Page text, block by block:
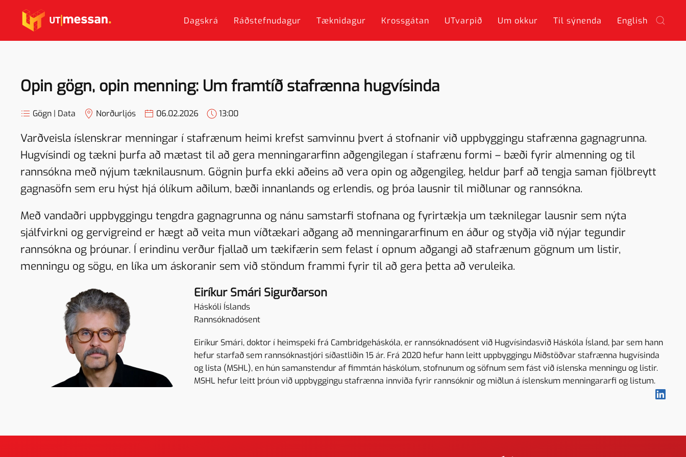
Skip to main content Dagskrá Ráðstefnudagur Tæknidagur Krossgátan UTvarpið Um okkur Til sýnenda English
Opin gögn, opin menning: Um framtíð stafrænna hugvísinda
Gögn | Data Norðurljós 06.02.2026 13:00
Varðveisla íslenskrar menningar í stafrænum heimi krefst samvinnu þvert á stofnanir við uppbyggingu stafrænna gagnagrunna.
Hugvísindi og tækni þurfa að mætast til að gera menningararfinn aðgengilegan í stafrænu formi – bæði fyrir almenning og til
rannsókna með nýjum tæknilausnum. Gögnin þurfa ekki aðeins að vera opin og aðgengileg, heldur þarf að tengja saman fjölbreytt
gagnasöfn sem eru hýst hjá ólíkum aðilum, bæði innanlands og erlendis, og þróa lausnir til miðlunar og rannsókna.
Með vandaðri uppbyggingu tengdra gagnagrunna og nánu samstarfi stofnana og fyrirtækja um tæknilegar lausnir sem nýta
sjálfvirkni og gervigreind er hægt að veita mun víðtækari aðgang að menningararfinum en áður og styðja við nýjar tegundir
rannsókna og þróunar. Í erindinu verður fjallað um tækifærin sem felast í opnum aðgangi að stafrænum gögnum um listir,
menningu og sögu, en líka um áskoranir sem við stöndum frammi fyrir til að gera þetta að veruleika.
Eiríkur Smári Sigurðarson
Háskóli Íslands
Rannsóknadósent
Eiríkur Smári, doktor í heimspeki frá Cambridgeháskóla, er rannsóknadósent við Hugvísindasvið Háskóla Ísland, þar sem hann
hefur starfað sem rannsóknastjóri síðastliðin 15 ár. Frá 2020 hefur hann leitt uppbyggingu Miðstöðvar stafrænna hugvísinda
og lista (MSHL), en hún samanstendur af fimmtán háskólum, stofnunum og söfnum sem fást við íslenska menningu og listir.
MSHL hefur leitt þróun við uppbyggingu stafrænna innviða fyrir rannsóknir og miðlun á íslenskum menningararfi og listum.